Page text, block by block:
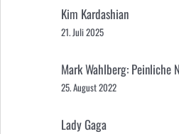
Kim Kardashian
21. Juli 2025
Mark Wahlberg: Peinliche
25. August 2022
Lady Gaga